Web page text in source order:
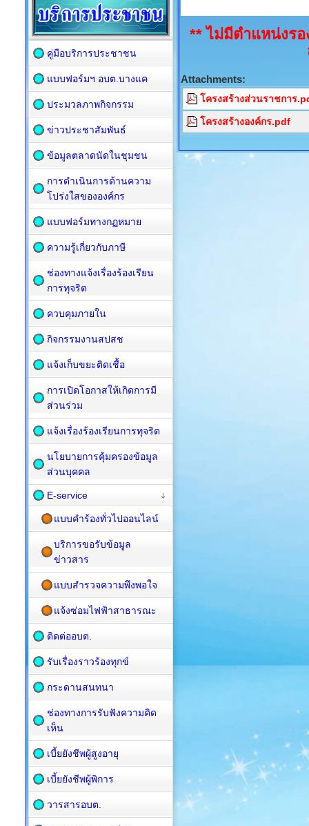
** ไม่มีตำแหน่งรอ
Attachments:
โครงสร้างส่วนราชการ
โครงสร้างองค์กร.pdf
คู่มือบริการประชาชน
แบบฟอร์มฯ อบต.บางแค
ประมวลภาพกิจกรรม
ข่าวประชาสัมพันธ์
ข้อมูลตลาดนัดในชุมชน
การดำเนินการด้านความ
โปร่งใสขององค์กร
แบบฟอร์มทางกฏหมาย
ความรู้เกี่ยวกับภาษี
ช่องทางแจ้งเรื่องร้องเรียน
การทุจริต
ควบคุมภายใน
กิจกรรมงานสปสช
แจ้งเก็บขยะติดเชื้อ
การเปิดโอกาสให้เกิดการมี
ส่วนร่วม
แจ้งเรื่องร้องเรียนการทุจริต
นโยบายการคุ้มครองข้อมูล
ส่วนบุคคล
E-service
แบบคำร้องทั่วไปออนไลน์
บริการขอรับข้อมูล
ข่าวสาร
แบบสำรวจความพึงพอใจ
แจ้งซ่อมไฟฟ้าสาธารณะ
ติดต่ออบต.
รับเรื่องราวร้องทุกข์
กระดานสนทนา
ช่องทางการรับฟังความคิด
เห็น
เบี้ยยังชีพผู้สูงอายุ
เบี้ยยังชีพผู้พิการ
วารสารอบต.